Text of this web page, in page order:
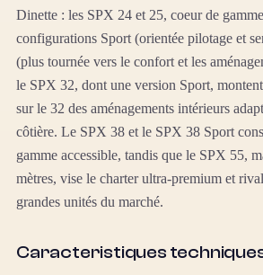
Dinette : les SPX 24 et 25, coeur de
configurations Sport (orientée pilotage et
(plus tournée vers le confort et les
le SPX 32, dont une version Sport,
sur le 32 des aménagements intérieurs
côtière. Le SPX 38 et le SPX 38 Sport
gamme accessible, tandis que le SPX 55,
mètres, vise le charter ultra-premium et
grandes unités du marché.
Caracteristiques